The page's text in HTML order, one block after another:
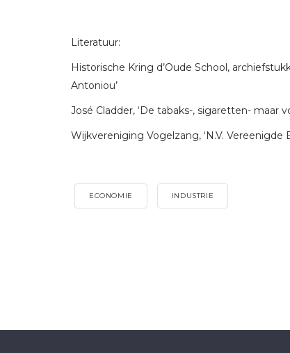
Literatuur:
Historische Kring d’Oude School,
Antoniou’
José Cladder, ‘De tabaks-, sigaretten- maar
Wijkvereniging Vogelzang, ‘N.V. Vereenigde
ECONOMIE INDUSTRIE